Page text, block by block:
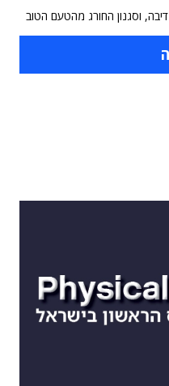
וסגנון החורג מהטעם הטוב